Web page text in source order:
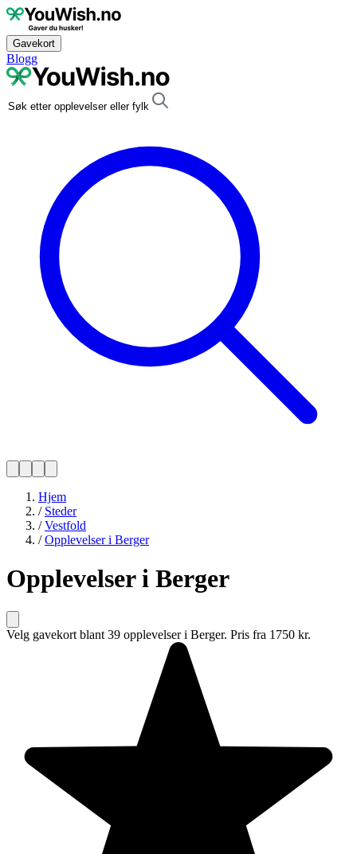
Gavekort
Blogg
Hjem
/ Steder
/Vestfold
/Opplevelser i Berger
Opplevelser i Berger
Velg gavekort blant 39 opplevelser i Berger. Pris fra 1750 kr.